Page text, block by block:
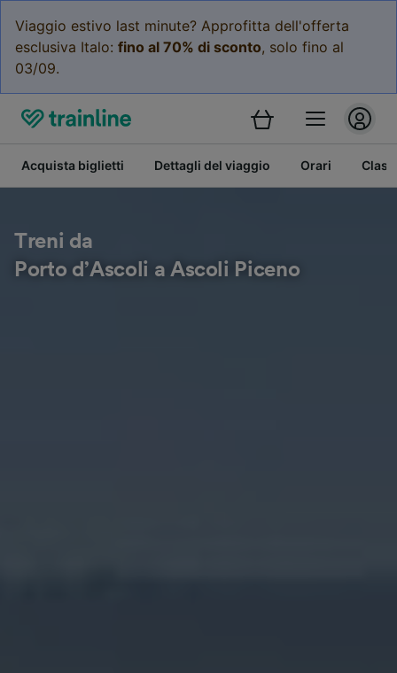
Viaggio estivo last minute? Approfitta dell'offerta
esclusiva Italo: fino al 70% di sconto, solo fino al
03/09.
Acquista biglietti Dettagli del viaggio Orari
Treni da
Porto d’Ascoli a Ascoli Piceno